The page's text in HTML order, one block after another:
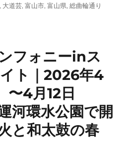
グ
, 大道芸,富山市,富山県,総曲輪通り
フォニーinス
ト｜2026年4
〜4月12日
河環水公園で開
と和太鼓の春